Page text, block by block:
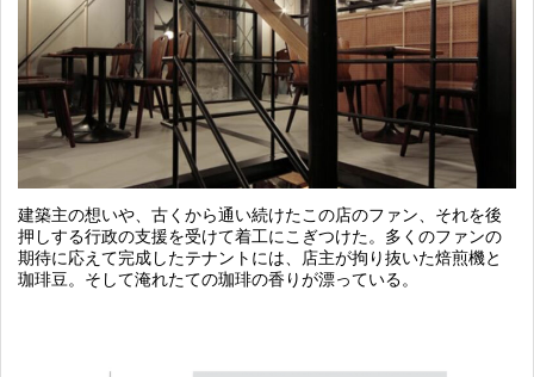
建築主の想いや、古くから通い続けたこの店のファン、それを後
押しする行政の支援を受けて着工にこぎつけた。多くのファンの
期待に応えて完成したテナントには、店主が拘り抜いた焙煎機と
珈琲豆。そして淹れたての珈琲の香りが漂っている。